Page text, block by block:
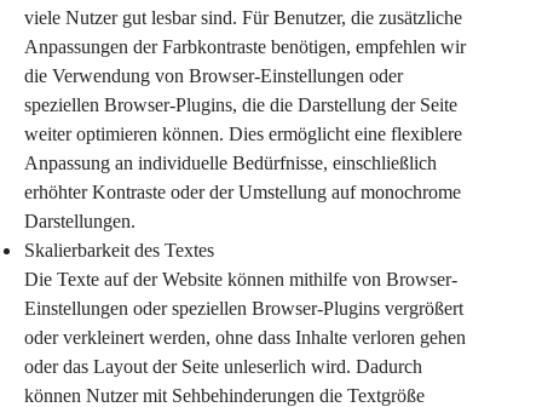
viele Nutzer gut lesbar sind. Für Benutzer, die zusätzliche
Anpassungen der Farbkontraste benötigen, empfehlen wir
die Verwendung von Browser-Einstellungen oder
speziellen Browser-Plugins, die die Darstellung der Seite
weiter optimieren können. Dies ermöglicht eine flexiblere
Anpassung an individuelle Bedürfnisse, einschließlich
erhöhter Kontraste oder der Umstellung auf monochrome
Darstellungen.
Skalierbarkeit des Textes
Die Texte auf der Website können mithilfe von Browser-
Einstellungen oder speziellen Browser-Plugins vergrößert
oder verkleinert werden, ohne dass Inhalte verloren gehen
oder das Layout der Seite unleserlich wird. Dadurch
können Nutzer mit Sehbehinderungen die Textgröße